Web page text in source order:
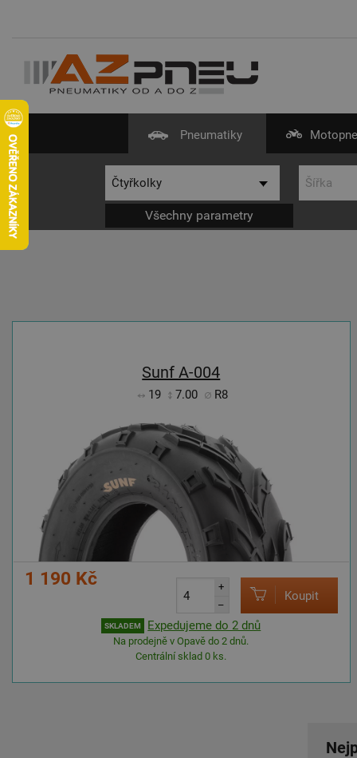
Pneumatiky
Všechny parametry
Sunf A-004
19 7.00 R8
1 190 Kč
+
–
Koupit
SKLADEM Expedujeme do 2 dnů
Na prodejně v Opavě do 2 dnů.
Centrální sklad 0 ks.